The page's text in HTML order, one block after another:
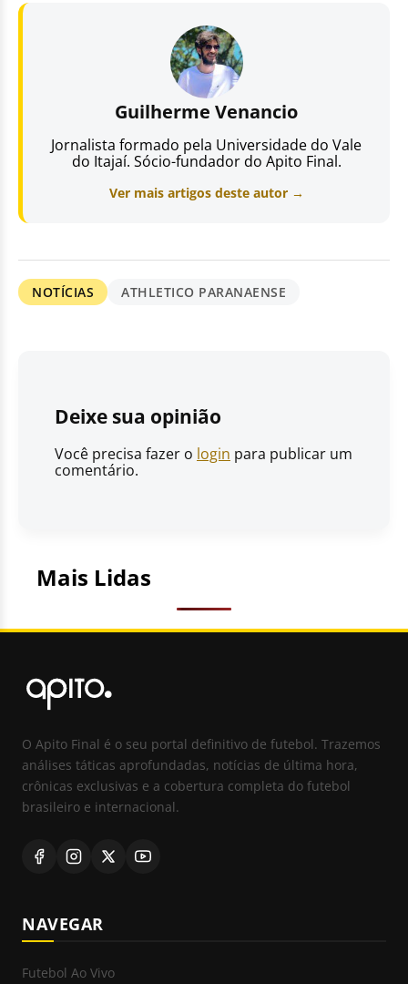
Guilherme Venancio
Jornalista formado pela Universidade do Vale
do Itajaí. Sócio-fundador do Apito Final.
Ver mais artigos deste autor →
NOTÍCIAS ATHLETICO PARANAENSE
Deixe sua opinião
Você precisa fazer o login para publicar um
comentário.
Mais Lidas
O Apito Final é o seu portal definitivo de futebol. Trazemos
análises táticas aprofundadas, notícias de última hora,
crônicas exclusivas e a cobertura completa do futebol
brasileiro e internacional.
NAVEGAR
Futebol Ao Vivo